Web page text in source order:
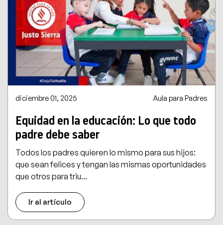
diciembre 01, 2025 Aula para Padres
Equidad en la educación: Lo que todo
padre debe saber
Todos los padres quieren lo mismo para sus hijos:
que sean felices y tengan las mismas oportunidades
que otros para triu...
Ir al artículo